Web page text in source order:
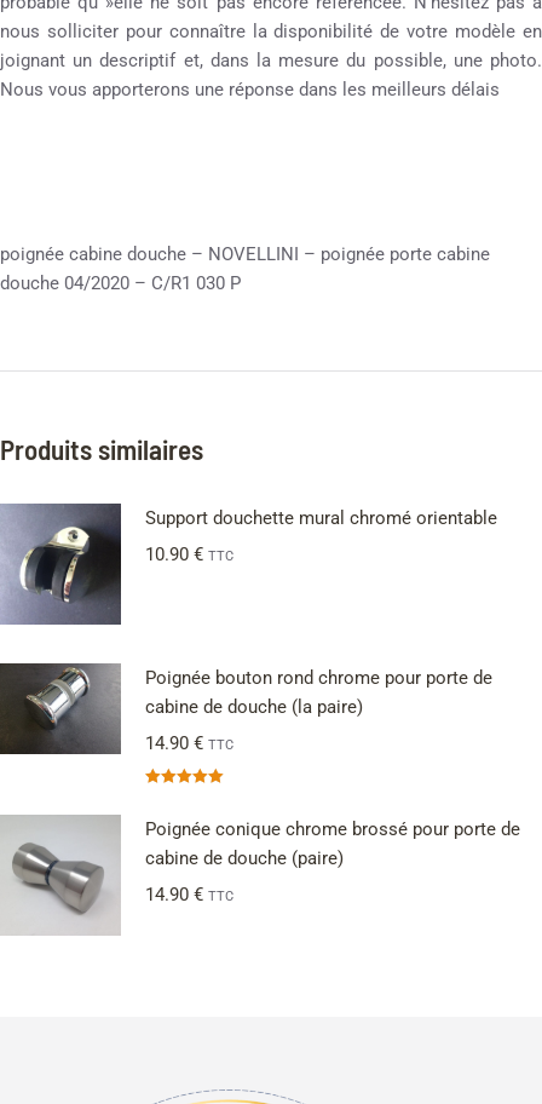
nous solliciter pour connaître la disponibilité de votre modèle en
joignant un descriptif et, dans la mesure du possible, une photo.
Nous vous apporterons une réponse dans les meilleurs délais
poignée cabine douche – NOVELLINI – poignée porte cabine
douche 04/2020 – C/R1 030 P
Produits similaires
Support douchette mural chromé orientable
10.90 € TTC
Poignée bouton rond chrome pour porte de
cabine de douche (la paire)
14.90 € TTC
Poignée conique chrome brossé pour porte de
cabine de douche (paire)
14.90 € TTC